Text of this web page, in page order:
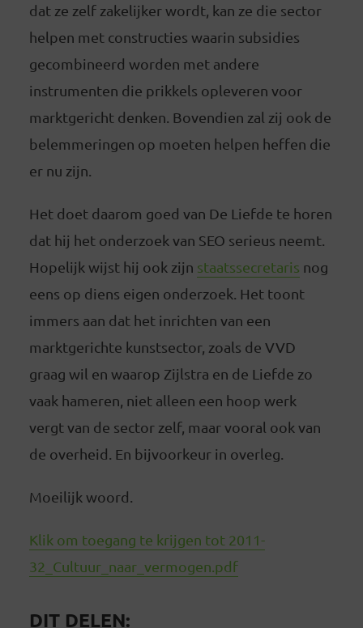
dat ze zelf zakelijker wordt, kan ze die sector
helpen met constructies waarin subsidies
gecombineerd worden met andere
instrumenten die prikkels opleveren voor
marktgericht denken. Bovendien zal zij ook de
belemmeringen op moeten helpen heffen die
er nu zijn.
Het doet daarom goed van De Liefde te horen
dat hij het onderzoek van SEO serieus neemt.
Hopelijk wijst hij ook zijn staatssecretaris nog
eens op diens eigen onderzoek. Het toont
immers aan dat het inrichten van een
marktgerichte kunstsector, zoals de VVD
graag wil en waarop Zijlstra en de Liefde zo
vaak hameren, niet alleen een hoop werk
vergt van de sector zelf, maar vooral ook van
de overheid. En bijvoorkeur in overleg.
Moeilijk woord.
Klik om toegang te krijgen tot 2011-
32_Cultuur_naar_vermogen.pdf
DIT DELEN: